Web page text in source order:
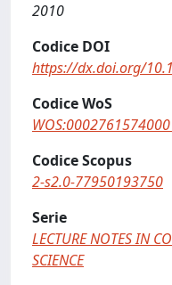
2010
Codice DOI
https://dx.doi.org/
Codice WoS
Codice Scopus
2-s2.0-77950193750
Serie
LECTURE NOTES IN
SCIENCE